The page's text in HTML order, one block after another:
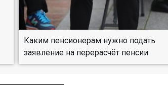
Каким пенсионерам нужно подать
заявление на перерасчёт пенсии